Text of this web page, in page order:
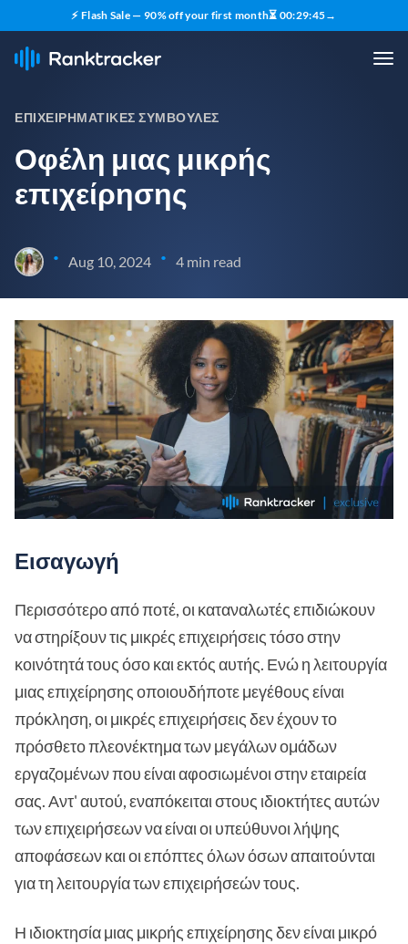
⚡ Flash Sale — 90% off your first month⏳ 00:29:44→
ΕΠΙΧΕΙΡΗΜΑΤΙΚΈΣ ΣΥΜΒΟΥΛΈΣ
Οφέλη μιας μικρής
επιχείρησης
• Aug 10, 2024 • 4 min read
Εισαγωγή
Περισσότερο από ποτέ, οι καταναλωτές επιδιώκουν
να στηρίξουν τις μικρές επιχειρήσεις τόσο στην
κοινότητά τους όσο και εκτός αυτής. Ενώ η λειτουργία
μιας επιχείρησης οποιουδήποτε μεγέθους είναι
πρόκληση, οι μικρές επιχειρήσεις δεν έχουν το
πρόσθετο πλεονέκτημα των μεγάλων ομάδων
εργαζομένων που είναι αφοσιωμένοι στην εταιρεία
σας. Αντ' αυτού, εναπόκειται στους ιδιοκτήτες αυτών
των επιχειρήσεων να είναι οι υπεύθυνοι λήψης
αποφάσεων και οι επόπτες όλων όσων απαιτούνται
για τη λειτουργία των επιχειρήσεών τους.
Η ιδιοκτησία μιας μικρής επιχείρησης δεν είναι μικρό